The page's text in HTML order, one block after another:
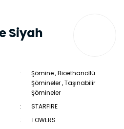
Siyah
Şömine,Bioethanollü
Şömineler,Taşınabilir
Şömineler
STARFIRE
TOWERS